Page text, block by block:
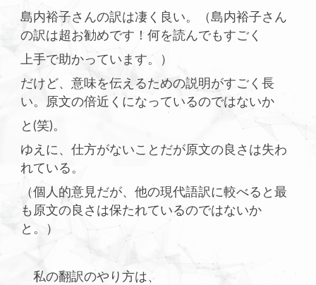
島内裕子さんの訳は凄く良い。（島内裕子さん
の訳は超お勧めです！何を読んでもすごく
上手で助かっています。）
だけど、意味を伝えるための説明がすごく長
い。原文の倍近くになっているのではないか
と(笑)。
ゆえに、仕方がないことだが原文の良さは失わ
れている。
（個人的意見だが、他の現代語訳に較べると最
も原文の良さは保たれているのではないか
と。）
私の翻訳のやり方は、